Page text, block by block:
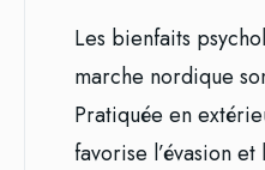
Les bienfaits
marche nordique
Pratiquée en
favorise l’évasion